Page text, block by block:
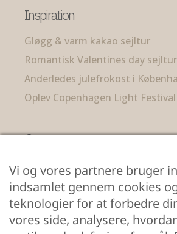
Inspiration
Gløgg & varm kakao sejltur
Romantisk Valentines day sejltur
Anderledes julefrokost i
Oplev Copenhagen Light
Om os
Duffy Boats Copenhagen
Refshalevej 163B
1432 København K
CVR 43288385
Vi og vores partnere bruger
indsamlet gennem cookies
teknologier for at forbedre
vores side, analysere,